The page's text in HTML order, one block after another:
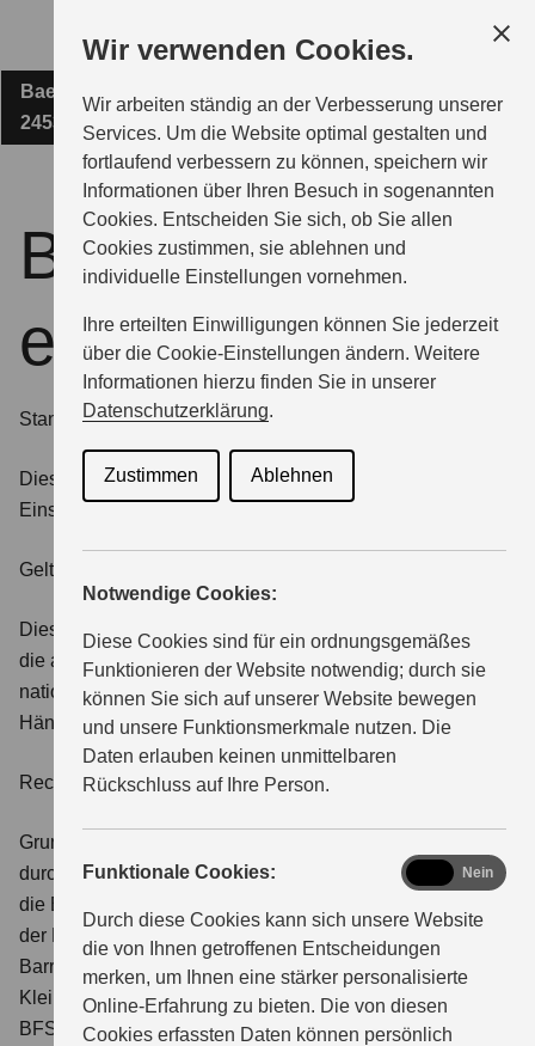
Wir verwenden Cookies.
Wir arbeiten ständig an der Verbesserung unserer
Services. Um die Website optimal gestalten und
fortlaufend verbessern zu können, speichern wir
Informationen über Ihren Besuch in sogenannten
Cookies. Entscheiden Sie sich, ob Sie allen
Cookies zustimmen, sie ablehnen und
individuelle Einstellungen vornehmen.
Ihre erteilten Einwilligungen können Sie jederzeit
über die Cookie-Einstellungen ändern. Weitere
Informationen hierzu finden Sie in unserer
Datenschutzerklärung.
Zustimmen Ablehnen
Notwendige Cookies:
Diese Cookies sind für ein ordnungsgemäßes
Funktionieren der Website notwendig; durch sie
können Sie sich auf unserer Website bewegen
und unsere Funktionsmerkmale nutzen. Die
Daten erlauben keinen unmittelbaren
Rückschluss auf Ihre Person.
Funktionale Cookies:
Durch diese Cookies kann sich unsere Website
die von Ihnen getroffenen Entscheidungen
merken, um Ihnen eine stärker personalisierte
Online-Erfahrung zu bieten. Die von diesen
Cookies erfassten Daten können persönlich
functional
Nein
Hauptinhalt
AUTOHAUS ASCHKAR GMBH
MODELLE
ZUBEHÖR
BERATUNG & KAUF
Baeyerstraße 9
24536 Neumünster
Barrierefreiheits
erklärung
Stand der Erklärung
Diese Erklärung wurde am 25. Juni 2025 erstellt, die
Einschätzung basiert auf einer Selbstbewertung.
Geltungsbereich
Diese Erklärung gilt für die vorliegende Händlerwebsite,
die auf Basis des Suzuki CMS betrieben wird und
nationale Suzuki-Inhalte sowie eigene Inhalte des
Händlers beinhaltet.
Rechtsgrundlage
Grundlage ist die Richtlinie (EU) 2019/882, umgesetzt
durch das Barrierefreiheitsstärkungsgesetz (BFSG) und
die Barrierefreiheitsstärkungsverordnung (BFSGV). Soweit
der Händler nicht zur Umsetzung der Regelungen zur
Barrierefreiheit verpflichtet ist (z.B. weil er als
Kleinstunternehmen unter die Ausnahme von § 3 Absatz 3
BFSG fällt oder es sich nicht um eine Dienstleistung im